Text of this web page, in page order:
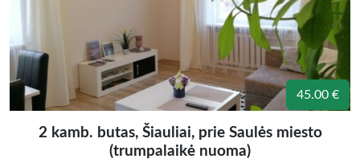
45.00 €
2 kamb. butas, Šiauliai, prie Saulės miesto
(trumpalaikė nuoma)